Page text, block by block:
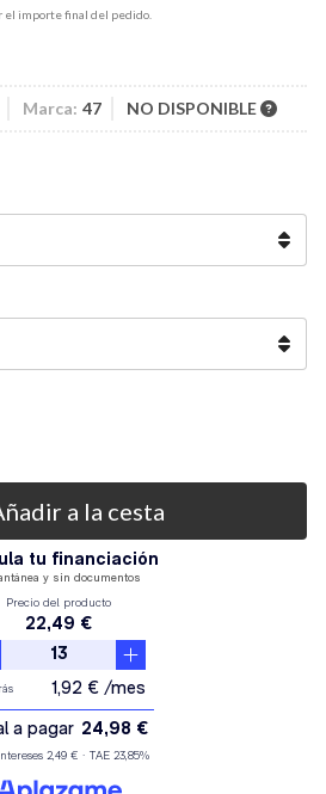
el importe final del pedido.
Marca: 47 NO DISPONIBLE
a la cesta